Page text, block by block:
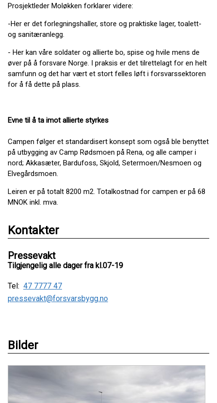
Prosjektleder Moløkken forklarer videre:
-Her er det forlegningshaller, store og praktiske lager, toalett-
og sanitæranlegg.
- Her kan våre soldater og allierte bo, spise og hvile mens de
øver på å forsvare Norge. I praksis er det tilrettelagt for en helt
samfunn og det har vært et stort felles løft i forsvarssektoren
for å få dette på plass.
Evne til å ta imot allierte styrkes
Campen følger et standardisert konsept som også ble benyttet
på utbygging av Camp Rødsmoen på Rena, og alle camper i
nord; Akkasæter, Bardufoss, Skjold, Setermoen/Nesmoen og
Elvegårdsmoen.
Leiren er på totalt 8200 m2. Totalkostnad for campen er på 68
MNOK inkl. mva.
Kontakter
Pressevakt
Tilgjengelig alle dager fra kl.07-19
Tel: 47 7777 47
pressevakt@forsvarsbygg.no
Bilder